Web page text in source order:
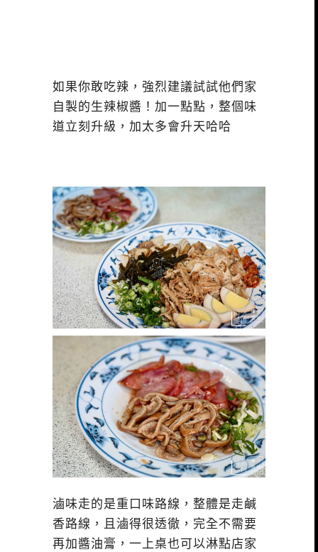
如果你敢吃辣，強烈建議試試他們家
自製的生辣椒醬！加一點點，整個味
道立刻升級，加太多會升天哈哈
滷味走的是重口味路線，整體是走鹹
香路線，且滷得很透徹，完全不需要
再加醬油膏，一上桌也可以淋點店家